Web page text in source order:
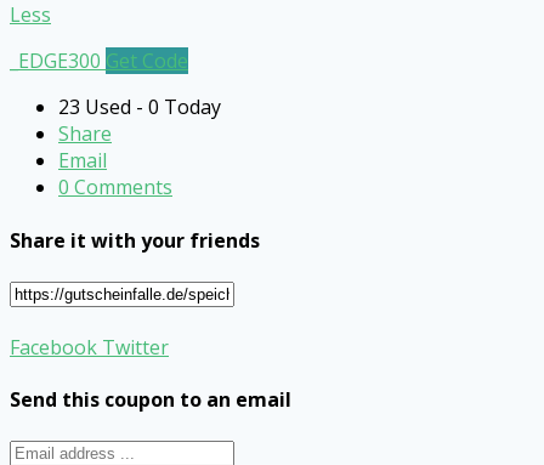
Less
_EDGE300 Get Code
23 Used - 0 Today
Share
Email
0 Comments
Share it with your friends
Facebook Twitter
Send this coupon to an email